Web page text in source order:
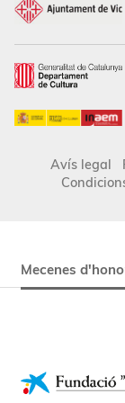
Avís legal
Mecenes